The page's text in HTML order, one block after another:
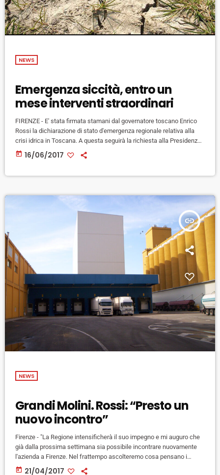
NEWS
Emergenza siccità, entro un
mese interventi straordinari
FIRENZE - E' stata firmata stamani dal governatore toscano Enrico
Rossi la dichiarazione di stato d'emergenza regionale relativa alla
crisi idrica in Toscana. A questa seguirà la richiesta alla Presidenza
del Consiglio dei Ministri della dichiarazione di stato d'emergenza
nazionale. Con il decreto sottoscritto oggi, spiega una nota, Rossi dà
today 16/06/2017
insert_link
NEWS
Grandi Molini. Rossi: “Presto un
nuovo incontro”
Firenze - "La Regione intensificherà il suo impegno e mi auguro che
già dalla prossima settimana sia possibile incontrare nuovamente
l'azienda a Firenze. Nel frattempo ascolteremo cosa pensano i
lavoratori della proposta avanzata oggi dal rappresentante della
today 21/04/2017